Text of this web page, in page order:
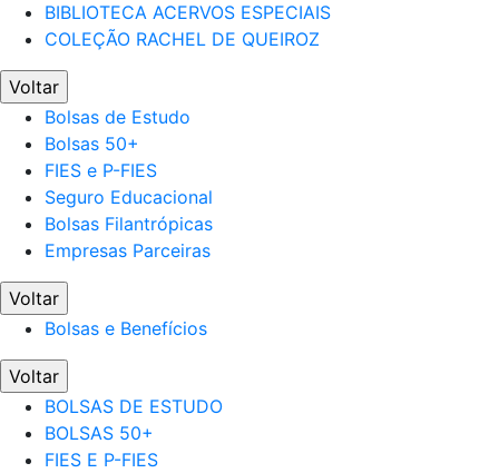
BIBLIOTECA ACERVOS ESPECIAIS
COLEÇÃO RACHEL DE QUEIROZ
Voltar
Bolsas de Estudo
Bolsas 50+
FIES e P-FIES
Seguro Educacional
Bolsas Filantrópicas
Empresas Parceiras
Voltar
Bolsas e Benefícios
Voltar
BOLSAS DE ESTUDO
BOLSAS 50+
FIES E P-FIES